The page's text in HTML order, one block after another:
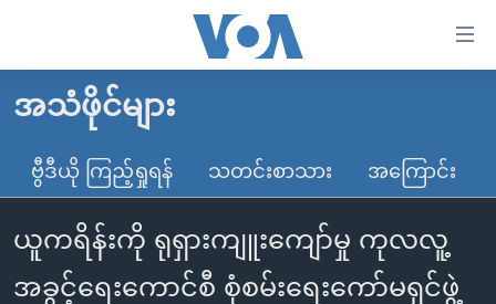
လွယ်ကူ
သည့်
များ
ပင်မ
မူလစာမျက်နှာ
မြန်မာ
ကမ္ဘာ့သတင်းများ
နိုင်ငံတကာ
အမေရိကန်
ဗွီဒီယို
သတင်းလွတ်လပ်ခွင့်
အသံဖိုင်များ
ဗွီဒီယို ကြည့်ရှုရန် သတင်းစာသား အကြောင်း
ယူကရိန်းကို ရုရှားကျူးကျော်မှု ကုလလူ့
အခွင့်ရေးကောင်စီ စုံစမ်းရေးကော်မရှင်ဖွဲ့